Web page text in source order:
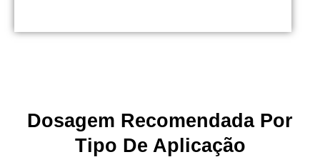
Dosagem Recomendada Por
Tipo De Aplicação